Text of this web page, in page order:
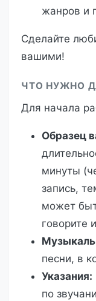
жанров и
Сделайте
вашими!
ЧТО НУЖНО
Для начала
Образец
минуты
запись,
может
говорите
песни, в
Указания:
по